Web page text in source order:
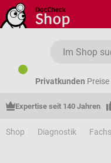
Zum Hauptinhalt springen
Privatkunden
Expertise seit 140 Jahren
Shop Diagnostik